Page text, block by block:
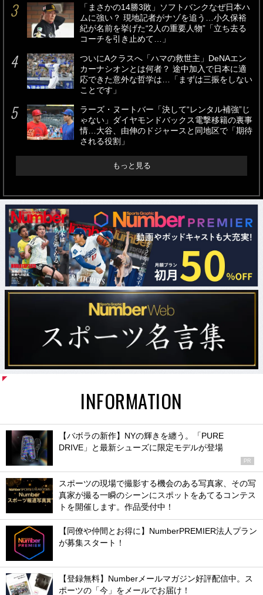
「まさかの14勝3敗」ソフトバンクなぜ日本ハ
ムに強い？ 現地記者がナゾを追う…小久保裕
紀が名前を挙げた“2人の重要人物”「立ち去る
コーチを引き止めて…」
ついにAクラスへ「ハマの救世主」DeNAエン
カーナシオンとは何者？ 途中加入で日本に適
応できた意外な哲学は…「まずは三振をしない
ことです」
ラーズ・ヌートバー「決して“レンタル補強”じ
ゃない」ダイヤモンドバックス電撃移籍の裏事
情…大谷、由伸のドジャースと同地区で「期待
される役割」
もっと見る
INFORMATION
【バボラの新作】NYの輝きを纏う。「PURE
DRIVE」と最新シューズに限定モデルが登場
PR
スポーツの現場で撮影する機会のある写真家、その写
真家が撮る一瞬のシーンにスポットをあてるコンテス
トを開催します。作品受付中！
【同僚や仲間とお得に】NumberPREMIER法人プラン
が募集スタート！
【登録無料】Numberメールマガジン好評配信中。ス
ポーツの「今」をメールでお届け！